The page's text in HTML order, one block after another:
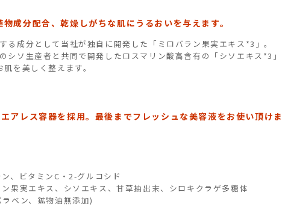
成分配合、乾燥しがちな肌にうるおいを与えます。
る成分として当社が独自に開発した「ミロバラン果実エキス*3」。
シソ生産者と共同で開発したロスマリン酸高含有の「シソエキス*3」
を美しく整えます。
アレス容器を採用。最後までフレッシュな美容液をお使い頂け
、ビタミンC・2-グルコシド
果実エキス、シソエキス、甘草抽出末、シロキクラゲ多糖体
ベン、鉱物油無添加)